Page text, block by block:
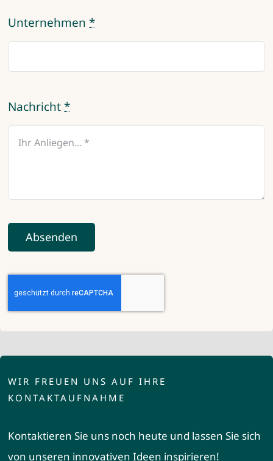
Unternehmen*
Nachricht*
Absenden
WIR FREUEN UNS AUF IHRE
KONTAKTAUFNAHME
Kontaktieren Sie uns noch heute und lassen Sie sich
von unseren innovativen Ideen inspirieren!